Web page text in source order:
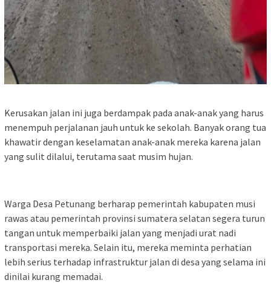
Kerusakan jalan ini juga berdampak pada anak-anak yang harus
menempuh perjalanan jauh untuk ke sekolah. Banyak orang tua
khawatir dengan keselamatan anak-anak mereka karena jalan
yang sulit dilalui, terutama saat musim hujan.
Warga Desa Petunang berharap pemerintah kabupaten musi
rawas atau pemerintah provinsi sumatera selatan segera turun
tangan untuk memperbaiki jalan yang menjadi urat nadi
transportasi mereka. Selain itu, mereka meminta perhatian
lebih serius terhadap infrastruktur jalan di desa yang selama ini
dinilai kurang memadai.